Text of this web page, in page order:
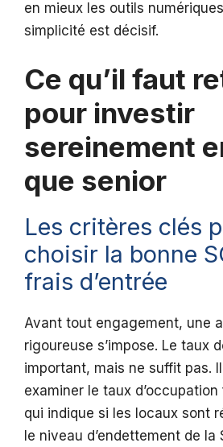
en mieux les outils
simplicité est décisif.
Ce qu’il faut
pour investir
sereinement
que senior
Les critères clés
choisir la bonne
frais d’entrée
Avant tout engagement, une
rigoureuse s’impose. Le taux
important, mais ne suffit pas.
examiner le taux d’occupation
qui indique si les locaux sont
le niveau d’endettement de la